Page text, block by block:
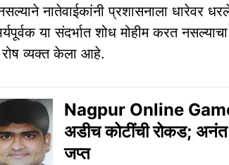
नातेवाईकांनी प्रशासनाला धारेवर
या संदर्भात शोध मोहीम करत
रोष व्यक्त केला आहे.
Nagpur Online
अडीच कोटींची रोकड;
जप्त